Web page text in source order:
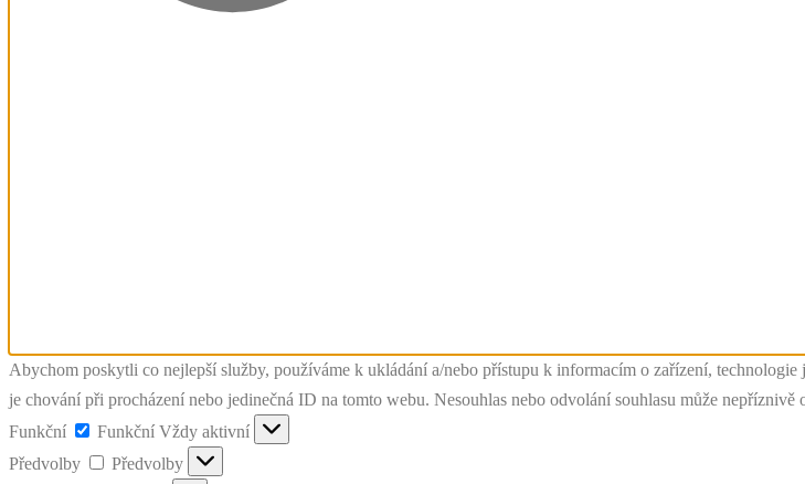
Abychom poskytli co nejlepší služby, používáme k ukládání a/nebo přístupu k informacím o zařízení,
je chování při procházení nebo jedinečná ID na tomto webu. Nesouhlas nebo odvolání souhlasu může
Funkční
Funkční Vždy aktivní
Předvolby
Předvolby